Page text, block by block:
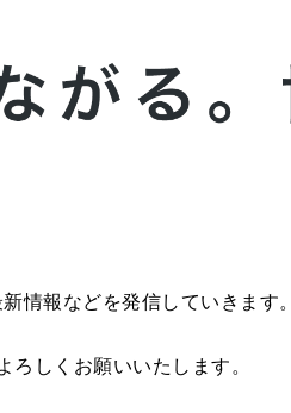
情報などを発信していきます。
しくお願いいたします。